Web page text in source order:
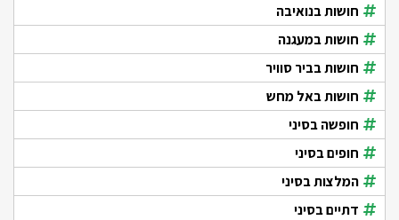
חושות בנואיבה
חושות במעגנה
חושות בביר סוויר
חושות באל מחש
חופשה בסיני
חופים בסיני
המלצות בסיני
דתיים בסיני